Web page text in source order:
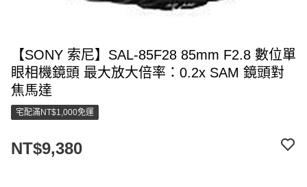
【SONY 索尼】SAL-85F28 85mm F2.8 數位單
眼相機鏡頭 最大放大倍率：0.2x SAM 鏡頭對
焦馬達
宅配滿NT$1,000免運
NT$9,380